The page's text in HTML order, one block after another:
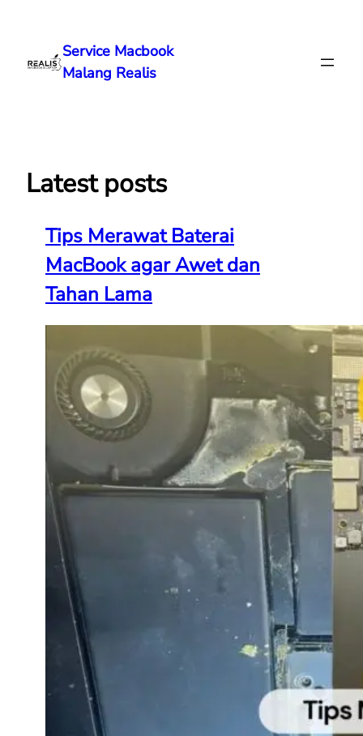
Service Macbook
Malang Realis
Latest posts
Tips Merawat Baterai
MacBook agar Awet dan
Tahan Lama